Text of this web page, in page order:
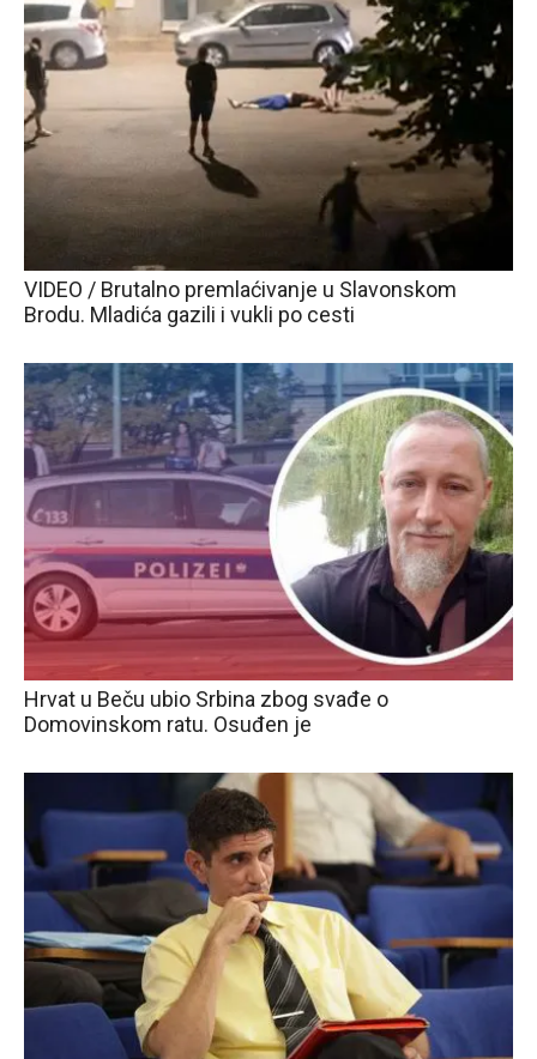
VIDEO / Brutalno premlaćivanje u Slavonskom
Brodu. Mladića gazili i vukli po cesti
Hrvat u Beču ubio Srbina zbog svađe o
Domovinskom ratu. Osuđen je